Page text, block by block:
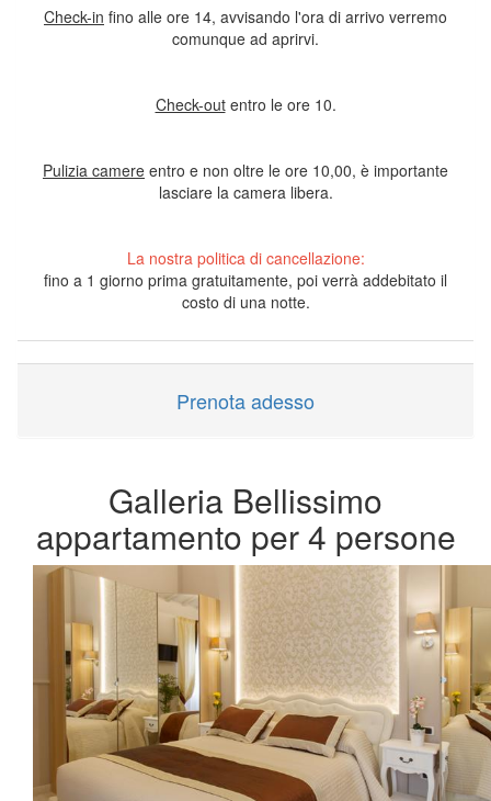
Check-in fino alle ore 14, avvisando l'ora di arrivo verremo
comunque ad aprirvi.
Check-outentro le ore 10.
Pulizia camere entro e non oltre le ore 10,00, è importante
lasciare la camera libera.
La nostra politica di cancellazione:
fino a 1 giorno prima gratuitamente, poi verrà addebitato il
costo di una notte.
Prenota adesso
Galleria Bellissimo
appartamento per 4 persone